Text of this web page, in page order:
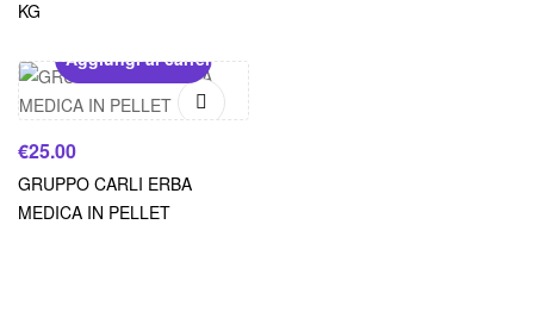
KG
Aggiungi al carrello
€25.00
GRUPPO CARLI ERBA
MEDICA IN PELLET